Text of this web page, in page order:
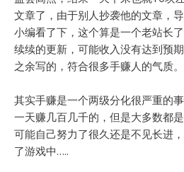
文章了，由于别人抄袭他的文章，
小编看了下，这个算是一个老站长
续续的更新，可能收入没有达到预
之余写的，符合很多手赚人的气质。
其实手赚是一个两级分化很严重的
一天赚几百几千的，但是大多数都
可能自己努力了很久还是不见长进
了游戏中…..